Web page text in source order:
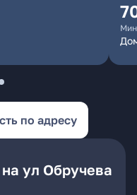
по адресу
ул Обручева